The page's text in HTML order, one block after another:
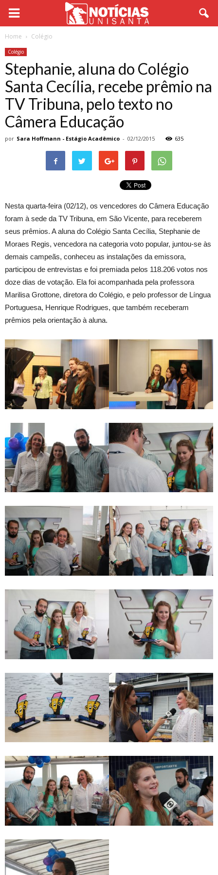
Home Colégio
Colégio
Stephanie, aluna do Colégio
Santa Cecília, recebe prêmio na
TV Tribuna, pelo texto no
Câmera Educação
por Sara Hoffmann - Estágio Acadêmico - 02/12/2015 635
Nesta quarta-feira (02/12), os vencedores do Câmera Educação
foram à sede da TV Tribuna, em São Vicente, para receberem
seus prêmios. A aluna do Colégio Santa Cecília, Stephanie de
Moraes Regis, vencedora na categoria voto popular, juntou-se às
demais campeãs, conheceu as instalações da emissora,
participou de entrevistas e foi premiada pelos 118.206 votos nos
doze dias de votação. Ela foi acompanhada pela professora
Marilisa Grottone, diretora do Colégio, e pelo professor de Língua
Portuguesa, Henrique Rodrigues, que também receberam
prêmios pela orientação à aluna.